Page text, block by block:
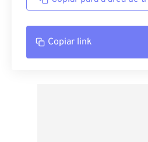
Copiar link